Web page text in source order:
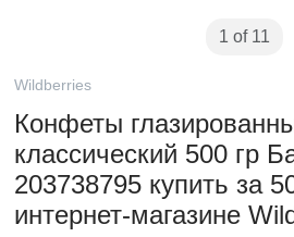
1 of 11
Wildberries
Конфеты
классический 500 гр
203738795 купить за
интернет‑магазине